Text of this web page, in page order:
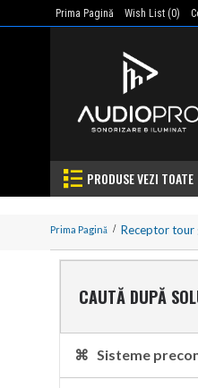
Prima Pagină Wish List (0)
PRODUSE VEZI TOATE
Prima Pagină Receptor tour
CAUTĂ DUPĂ
⌘ Sisteme